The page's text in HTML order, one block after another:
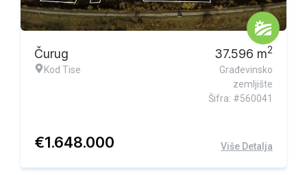
Ekskluzivna ponuda
Čurug
Kod Tise
37.596 m2
Građevinsko
zemljište
Šifra: #560041
€1.648.000 Više Detalja